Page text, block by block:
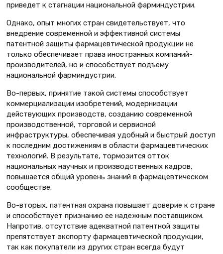
приведет к стагнации национальной фарминдустрии.
Однако, опыт многих стран свидетельствует, что
внедрение современной и эффективной системы
патентной защиты фармацевтической продукции не
только обеспечивает права иностранных компаний-
производителей, но и способствует подъему
национальной фарминдустрии.
Во-первых, принятие такой системы способствует
коммерциализации изобретений, модернизации
действующих производств, созданию современной
производственной, торговой и сервисной
инфраструктуры, обеспечивая удобный и быстрый доступ
к последним достижениям в области фармацевтических
технологий. В результате, тормозится отток
национальных научных и производственных кадров,
повышается общий уровень знаний в фармацевтическом
сообществе.
Во-вторых, патентная охрана повышает доверие к стране
и способствует признанию ее надежным поставщиком.
Напротив, отсутствие адекватной патентной защиты
препятствует экспорту фармацевтической продукции,
так как покупатели из других стран всегда будут